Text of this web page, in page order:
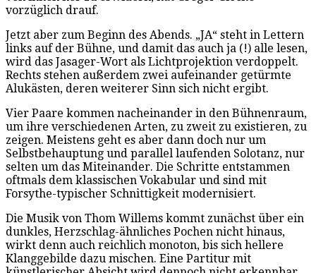
vorzüglich drauf.
Jetzt aber zum Beginn des Abends. „JA“ steht in Lettern
links auf der Bühne, und damit das auch ja (!) alle lesen,
wird das Jasager-Wort als Lichtprojektion verdoppelt.
Rechts stehen außerdem zwei aufeinander getürmte
Alukästen, deren weiterer Sinn sich nicht ergibt.
Vier Paare kommen nacheinander in den Bühnenraum,
um ihre verschiedenen Arten, zu zweit zu existieren, zu
zeigen. Meistens geht es aber dann doch nur um
Selbstbehauptung und parallel laufenden Solotanz, nur
selten um das Miteinander. Die Schritte entstammen
oftmals dem klassischen Vokabular und sind mit
Forsythe-typischer Schnittigkeit modernisiert.
Die Musik von Thom Willems kommt zunächst über ein
dunkles, Herzschlag-ähnliches Pochen nicht hinaus,
wirkt denn auch reichlich monoton, bis sich hellere
Klanggebilde dazu mischen. Eine Partitur mit